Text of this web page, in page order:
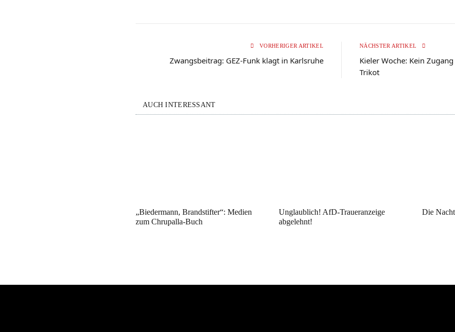
VORHERIGER ARTIKEL
Zwangsbeitrag: GEZ-Funk klagt in Karlsruhe
NÄCHSTER ARTIKEL
Kieler Woche: Kein
Trikot
AUCH INTERESSANT
„Biedermann, Brandstifter“: Medien
zum Chrupalla-Buch
Unglaublich! AfD-Traueranzeige
abgelehnt!
Die